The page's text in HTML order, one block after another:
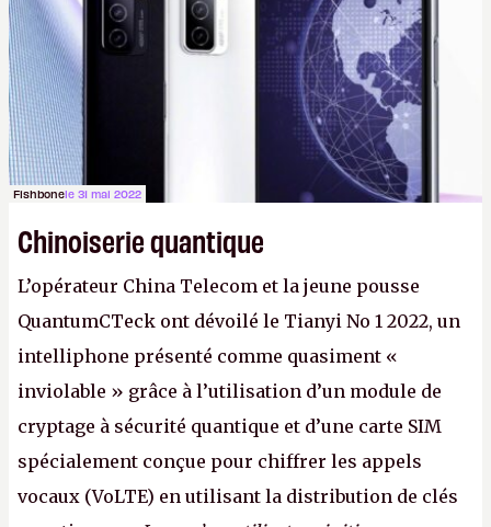
prétendre réussir le célèbre test de Turing. (Crédit
photo : Pexels - Arthur Brognoli)
Fishbonele 31 mai 2022
Chinoiserie quantique
L’opérateur China Telecom et la jeune pousse
QuantumCTeck ont dévoilé le Tianyi No 1 2022, un
intelliphone présenté comme quasiment «
inviolable » grâce à l’utilisation d’un module de
cryptage à sécurité quantique et d’une carte SIM
spécialement conçue pour chiffrer les appels
vocaux (VoLTE) en utilisant la distribution de clés